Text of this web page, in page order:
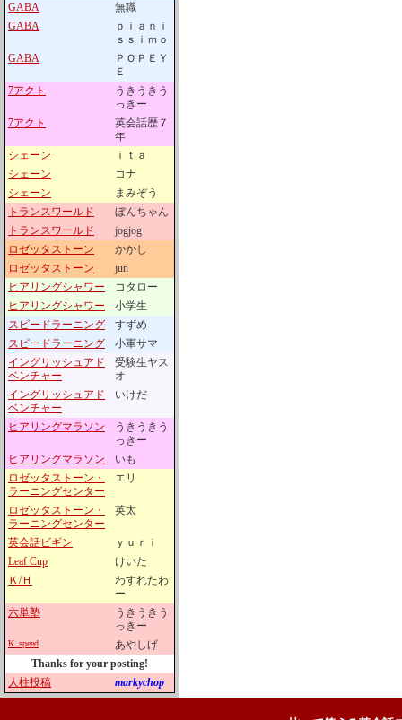
GABA
無職
GABA
ｐｉａｎｉ
ｓｓｉｍｏ
GABA
ＰＯＰＥＹ
Ｅ
7アクト
うきうきう
っきー
7アクト
英会話歴７
年
シェーン
ｉｔａ
シェーン
コナ
シェーン
まみぞう
トランスワールド
ぼんちゃん
トランスワールド
jogjog
ロゼッタストーン
かかし
ロゼッタストーン
jun
ヒアリングシャワー
コタロー
ヒアリングシャワー
小学生
スピードラーニング
すずめ
スピードラーニング
小軍サマ
イングリッシュアド
ベンチャー
受験生ヤス
オ
イングリッシュアド
ベンチャー
いけだ
ヒアリングマラソン
うきうきう
っきー
ヒアリングマラソン
いも
ロゼッタストーン・
ラーニングセンター
エリ
ロゼッタストーン・
ラーニングセンター
英太
英会話ビギン
ｙｕｒｉ
Leaf Cup
けいた
Ｋ/Ｈ
わすれたわ
ー
六単塾
うきうきう
っきー
K_speed
あやしげ
Thanks for your posting!
人柱投稿
markychop